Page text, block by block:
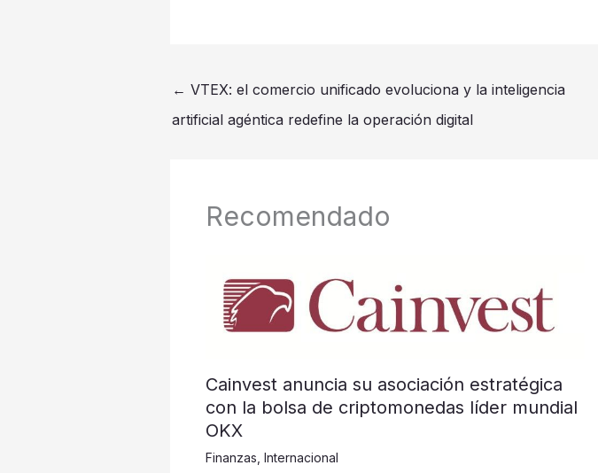
← VTEX: el comercio unificado evoluciona y la inteligencia
artificial agéntica redefine la operación digital
Recomendado
Cainvest anuncia su asociación estratégica
con la bolsa de criptomonedas líder mundial
OKX
Finanzas, Internacional